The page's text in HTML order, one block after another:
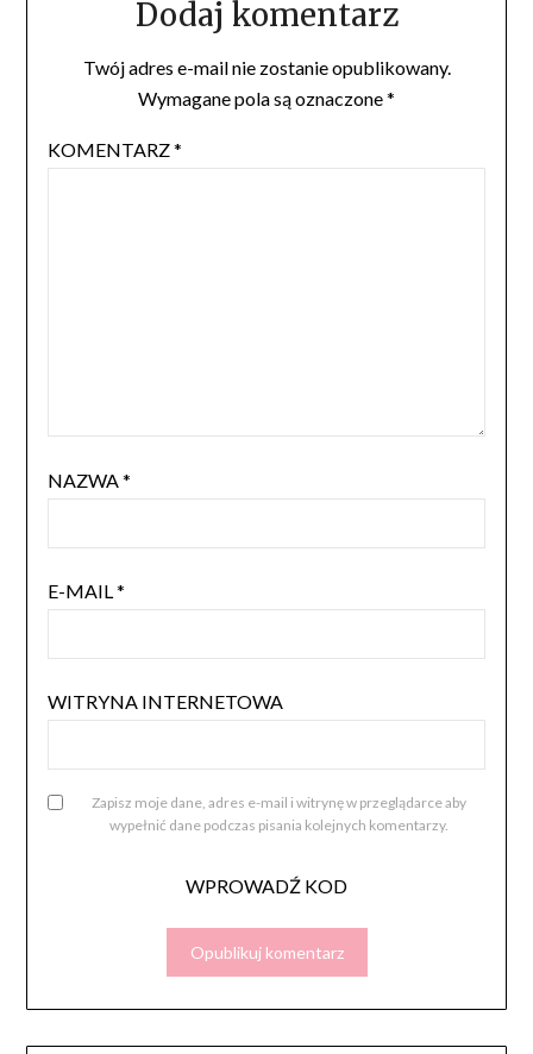
Dodaj komentarz
Twój adres e-mail nie zostanie opublikowany.
Wymagane pola są oznaczone*
KOMENTARZ*
NAZWA*
E-MAIL*
WITRYNA INTERNETOWA
Zapisz moje dane, adres e-mail i witrynę w przeglądarce aby
wypełnić dane podczas pisania kolejnych komentarzy.
WPROWADŹ KOD